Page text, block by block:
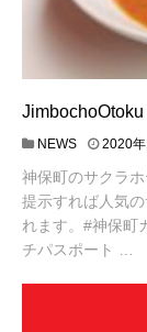
JimbochoOtoku
NEWS 2020
神保町のサクラ
提示すれば人気
れます。#神保町
チパスポート …